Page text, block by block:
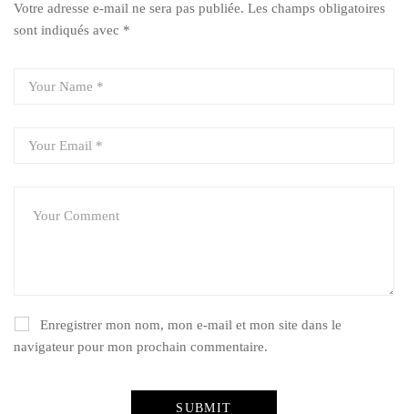
Votre adresse e-mail ne sera pas publiée. Les champs obligatoires
sont indiqués avec *
Enregistrer mon nom, mon e-mail et mon site dans le
navigateur pour mon prochain commentaire.